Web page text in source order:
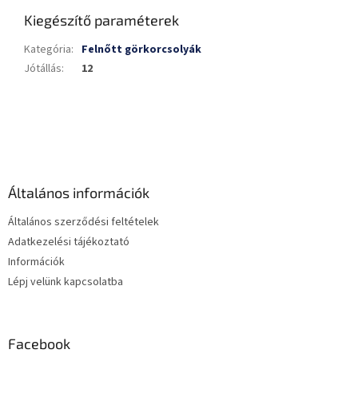
Kiegészítő paraméterek
Kategória: Felnőtt görkorcsolyák
Jótállás: 12
Általános információk
Általános szerződési feltételek
Adatkezelési tájékoztató
Információk
Lépj velünk kapcsolatba
Facebook